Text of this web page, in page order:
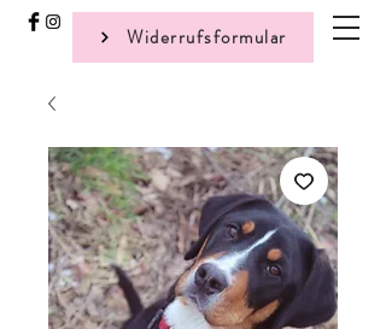
Widerrufsformular